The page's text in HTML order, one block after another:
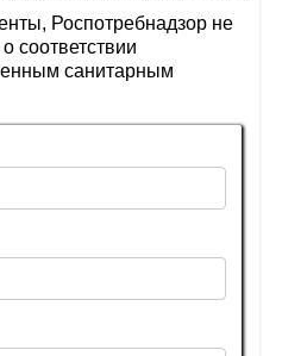
Роспотребнадзор не
соответствии
санитарным